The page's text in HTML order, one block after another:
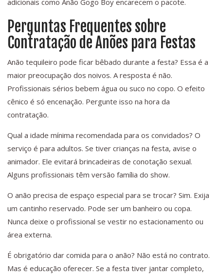
adicionais como Anão Gogo Boy encarecem o pacote.
Perguntas Frequentes sobre
Contratação de Anões para Festas
Anão tequileiro pode ficar bêbado durante a festa? Essa é a
maior preocupação dos noivos. A resposta é não.
Profissionais sérios bebem água ou suco no copo. O efeito
cênico é só encenação. Pergunte isso na hora da
contratação.
Qual a idade mínima recomendada para os convidados? O
serviço é para adultos. Se tiver crianças na festa, avise o
animador. Ele evitará brincadeiras de conotação sexual.
Alguns profissionais têm versão família do show.
O anão precisa de espaço especial para se trocar? Sim. Exija
um cantinho reservado. Pode ser um banheiro ou copa.
Nunca deixe o profissional se vestir no estacionamento ou
área externa.
É obrigatório dar comida para o anão? Não está no contrato.
Mas é educação oferecer. Se a festa tiver jantar completo,